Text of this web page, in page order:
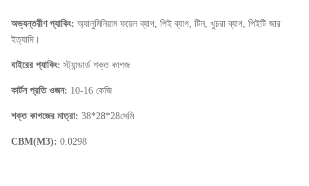
অভ্যন্তরীণ প্যাকিং: অ্যালুমিনিয়াম ফয়েল ব্যাগ, পিই ব্যাগ, টিন, খুচরা ব্যাগ, পিইটি জার
ইত্যাদি।
বাইরের প্যাকিং: স্ট্যান্ডার্ড শক্ত কাগজ
কার্টন প্রতি ওজন: 10-16 কেজি
শক্ত কাগজের মাত্রা: 38*28*28সেমি
CBM(M3): 0.0298